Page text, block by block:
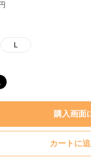
L
購入画面
カートに